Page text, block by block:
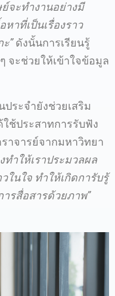
จะทำงานอย่างมี
าที่เป็นเรื่องราว
”ดังนั้นการเรียนรู้
จะช่วยให้เข้าใจข้อมูล
ประจำยังช่วยเสริม
ช้ประสาทการรับฟัง
ราจารย์จากมหาวิทยา
งทำให้เราประมวลผล
ในใจ ทำให้เกิดการับรู้
รสื่อสารด้วยภาพ”